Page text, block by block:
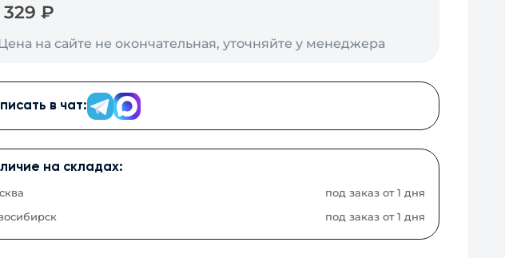
329 ₽
на сайте не окончательная, уточняйте у менеджера
в чат:
на складах:
под заказ от 1 дня
под заказ от 1 дня